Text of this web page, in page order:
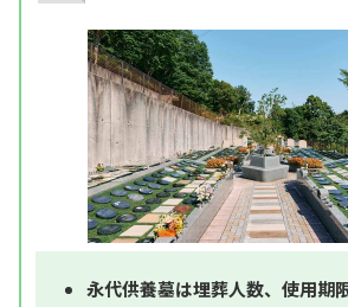
永代供養墓は埋葬人数、使用期